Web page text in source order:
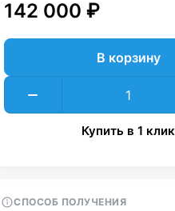
142 000 ₽
В корзину
Купить в 1 клик
СПОСОБ ПОЛУЧЕНИЯ